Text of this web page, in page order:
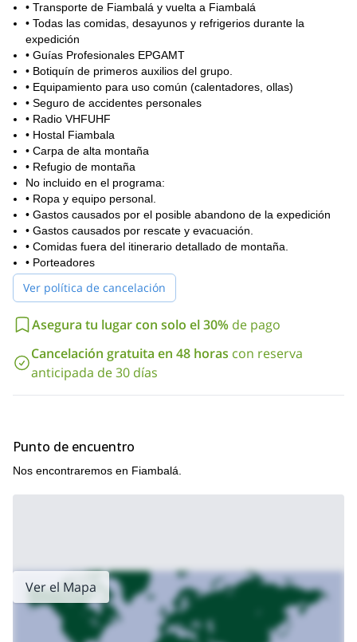
Así que este ascenso al Volcán Ojos del Salado es una gran
manera de descubrir los hermosos Andes. ¡Por favor,
contáctame ahora y comenzaremos a organizar tu viaje!
Y si buscas otros ascensos en la Cordillera de Los Andes, revisa
miAscenso al Cerro El Plata, Mendozao miAscenso al Volcán
Bertrand a 5275m.
• Transporte de Fiambalá y vuelta a Fiambalá
• Todas las comidas, desayunos y refrigerios durante la
expedición
• Guías Profesionales EPGAMT
• Botiquín de primeros auxilios del grupo.
• Equipamiento para uso común (calentadores, ollas)
• Seguro de accidentes personales
• Radio VHFUHF
• Hostal Fiambala
• Carpa de alta montaña
• Refugio de montaña
No incluido en el programa:
• Ropa y equipo personal.
• Gastos causados por el posible abandono de la expedición
• Gastos causados por rescate y evacuación.
• Comidas fuera del itinerario detallado de montaña.
• Porteadores
Ver política de cancelación
Asegura tu lugar con solo el 30% de pago
Cancelación gratuita en 48 horas con reserva
anticipada de 30 días
Punto de encuentro
Nos encontraremos en Fiambalá.
Ver el Mapa